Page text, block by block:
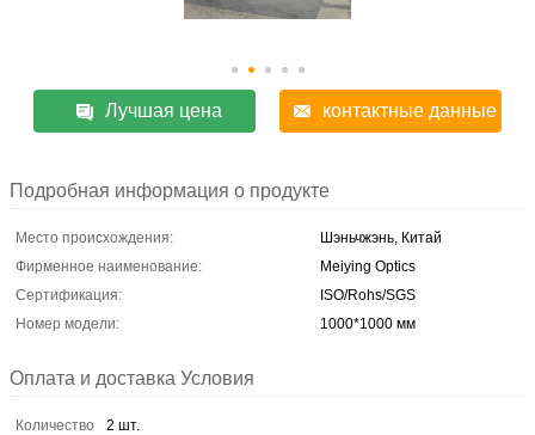
Лучшая цена контактные данные
Подробная информация о продукте
Место происхождения:
Шэньчжэнь, Китай
Фирменное наименование:
Meiying Optics
Сертификация:
ISO/Rohs/SGS
Номер модели:
1000*1000 мм
Оплата и доставка Условия
Количество
2 шт.